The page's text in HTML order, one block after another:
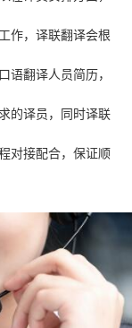
作，译联翻译会根
语翻译人员简历，
的译员，同时译联
对接配合，保证顺